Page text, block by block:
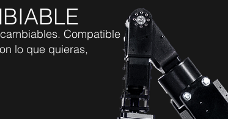
Compatible
lo que quieras,